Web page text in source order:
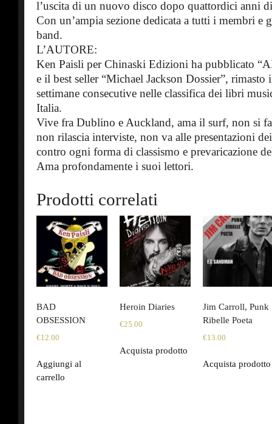
l’uscita di un nuovo disco dopo quattordici anni
Con un’ampia sezione dedicata a tutti i membri e
band.
L’AUTORE:
Ken Paisli per Chinaski Edizioni ha pubblicato
e il best seller “Michael Jackson Dossier”, rimasto
settimane consecutive nelle classifica dei libri
Italia.
Vive fra Dublino e Auckland, ama il surf, non si
non rilascia interviste, non va alle presentazioni
contro ogni forma di classismo e prevaricazione
Ama profondamente i suoi lettori.
Prodotti correlati
BAD
OBSESSION
€12.00
Aggiungi al
carrello
Heroin Diaries
€25.00
Acquista prodotto
Jim Carroll, Punk
Ribelle Poeta
€13.00
Acquista prodotto